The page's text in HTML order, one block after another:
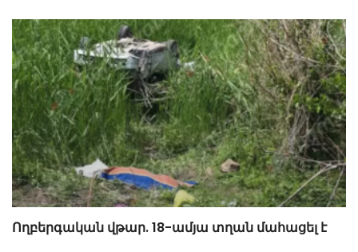
Ողբերգական վթար. 18-ամյա տղան մահացել է